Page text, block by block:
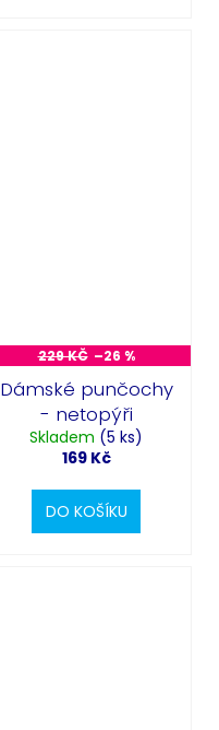
229 KČ –26 %
Dámské punčochy
- netopýři
Skladem (5 ks)
169 Kč
DO KOŠÍKU